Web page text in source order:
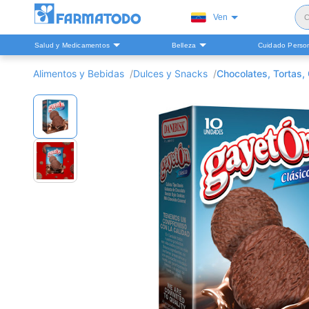
Ven
Salud y Medicamentos Belleza Cuidado
Alimentos y Bebidas Dulces y Snacks Chocolates, Tortas,